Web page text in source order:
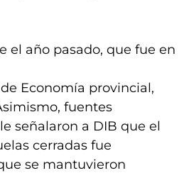
el año pasado, que fue en
Economía provincial,
fuentes
señalaron a DIB que el
cerradas fue
se mantuvieron